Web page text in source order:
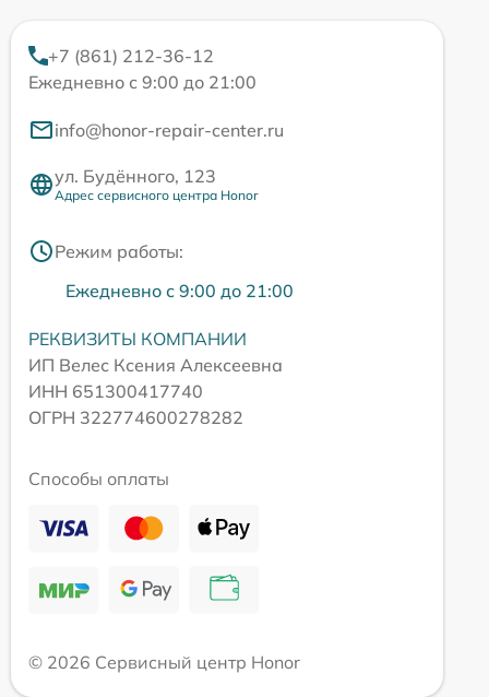
+7 (861) 212-36-12
Ежедневно с 9:00 до 21:00
info@honor-repair-center.ru
ул. Будённого, 123
Адрес сервисного центра Honor
Режим работы:
Ежедневно с 9:00 до 21:00
РЕКВИЗИТЫ КОМПАНИИ
ИП Велес Ксения Алексеевна
ИНН 651300417740
ОГРН 322774600278282
Способы оплаты
© 2026 Сервисный центр Honor